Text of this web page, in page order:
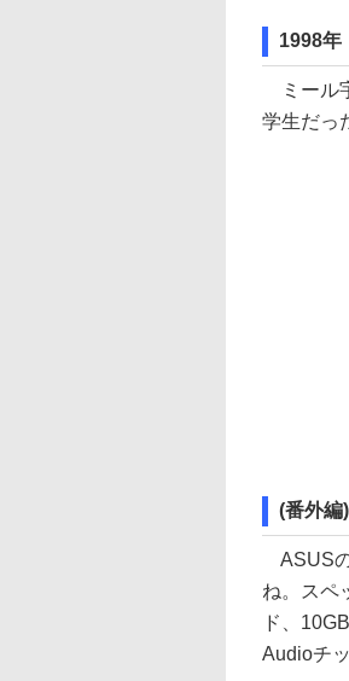
1998年
ミール
学生だっ
(番外編
ASUS
ね。スペ
ド、
Audioチ